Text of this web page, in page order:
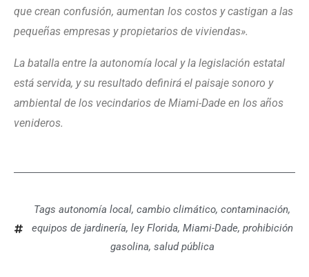
que crean confusión, aumentan los costos y castigan a las
pequeñas empresas y propietarios de viviendas».
La batalla entre la autonomía local y la legislación estatal
está servida, y su resultado definirá el paisaje sonoro y
ambiental de los vecindarios de Miami-Dade en los años
venideros.
Tags autonomía local, cambio climático, contaminación,
equipos de jardinería, ley Florida, Miami-Dade, prohibición
gasolina, salud pública